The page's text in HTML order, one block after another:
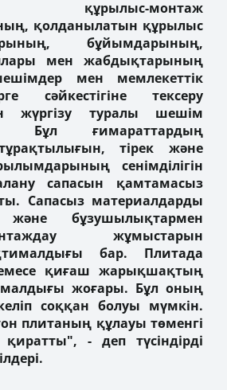
құрылыс-монтаж
қолданылатын құрылыс
бұйымдарының,
мен жабдықтарының
мен мемлекеттік
сәйкестігіне тексеру
жүргізу туралы шешім
Бұл ғимараттардың
тұрақтылығын, тірек және
сенімділігін
сапасын қамтамасыз
Сапасыз материалдарды
және бұзушылықтармен
жұмыстарын
бар. Плитада
қиғаш жарықшақтың
жоғары. Бұл оның
соққан болуы мүмкін.
плитаның құлауы төменгі
- деп түсіндірді